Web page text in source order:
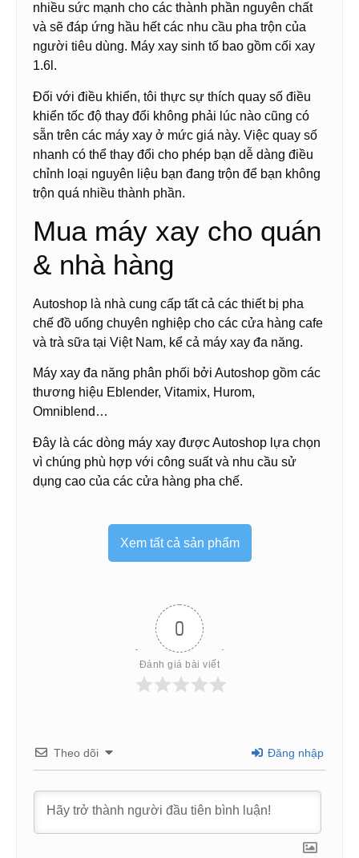
nhiều sức mạnh cho các thành phần nguyên chất
và sẽ đáp ứng hầu hết các nhu cầu pha trộn của
người tiêu dùng. Máy xay sinh tố bao gồm cối xay
1.6l.
Đối với điều khiển, tôi thực sự thích quay số điều
khiển tốc độ thay đổi không phải lúc nào cũng có
sẵn trên các máy xay ở mức giá này. Việc quay số
nhanh có thể thay đổi cho phép bạn dễ dàng điều
chỉnh loại nguyên liệu bạn đang trộn để bạn không
trộn quá nhiều thành phần.
Mua máy xay cho quán
& nhà hàng
Autoshop là nhà cung cấp tất cả các thiết bị pha
chế đồ uống chuyên nghiệp cho các cửa hàng cafe
và trà sữa tại Việt Nam, kể cả máy xay đa năng.
Máy xay đa năng phân phối bởi Autoshop gồm các
thương hiệu Eblender, Vitamix, Hurom,
Omniblend…
Đây là các dòng máy xay được Autoshop lựa chọn
vì chúng phù hợp với công suất và nhu cầu sử
dụng cao của các cửa hàng pha chế.
Xem tất cả sản phẩm
0
Đánh giá bài viết
Theo dõi Đăng nhập